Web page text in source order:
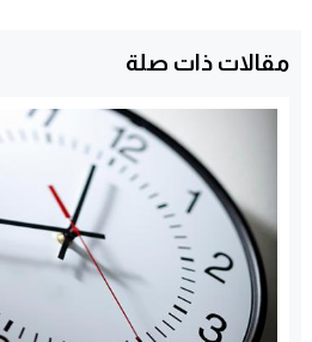
مقالات ذات صلة